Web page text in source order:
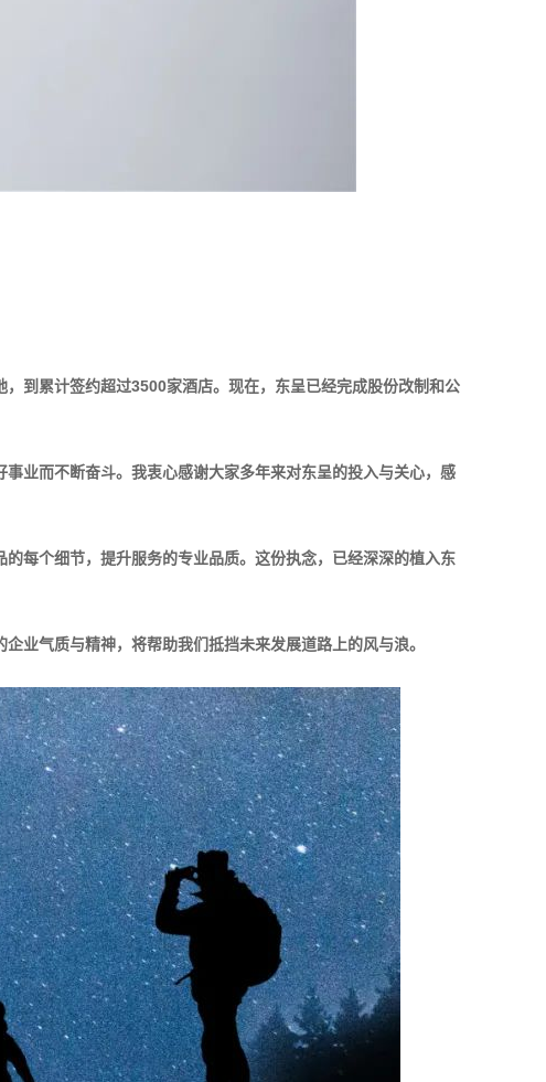
到累计签约超过3500家酒店。现在，东呈已经完成股份改制和公
业而不断奋斗。我衷心感谢大家多年来对东呈的投入与关心，感
每个细节，提升服务的专业品质。这份执念，已经深深的植入东
业气质与精神，将帮助我们抵挡未来发展道路上的风与浪。